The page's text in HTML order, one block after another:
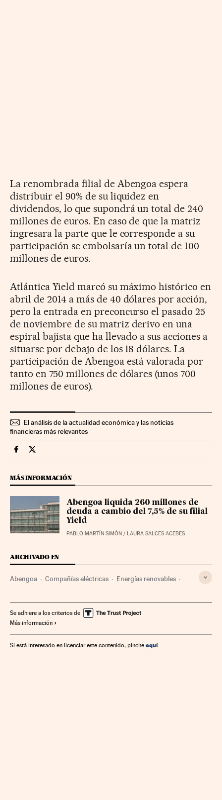
La renombrada filial de Abengoa espera
distribuir el 90% de su liquidez en
dividendos, lo que supondrá un total de 240
millones de euros. En caso de que la matriz
ingresara la parte que le corresponde a su
participación se embolsaría un total de 100
millones de euros.
Atlántica Yield marcó su máximo histórico en
abril de 2014 a más de 40 dólares por acción,
pero la entrada en preconcurso el pasado 25
de noviembre de su matriz derivo en una
espiral bajista que ha llevado a sus acciones a
situarse por debajo de los 18 dólares. La
participación de Abengoa está valorada por
tanto en 750 millones de dólares (unos 700
millones de euros).
El análisis de la actualidad económica y las noticias
financieras más relevantes
Companias Cinco Días en Facebook
Companias Cinco Días en Twitter
MÁS INFORMACIÓN
Abengoa liquida 260 millones de
deuda a cambio del 7,5% de su filial
Yield
PABLO MARTÍN SIMÓN / LAURA SALCES ACEBES
ARCHIVADO EN
Abengoa Compañías eléctricas Energías renovables
Mercados financieros Empresas Economía
Se adhiere a los criterios de
Más información
Si está interesado en licenciar este contenido, pinche aquí